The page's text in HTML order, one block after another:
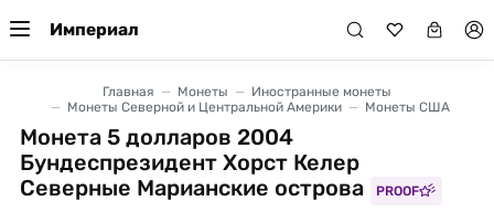
Империал
Главная Монеты
Иностранные монеты
Монеты Северной и Центральной Америки
Монеты США
Монета 5 долларов 2004
Бундеспрезидент Хорст Келер
Северные Марианские острова
PROOF